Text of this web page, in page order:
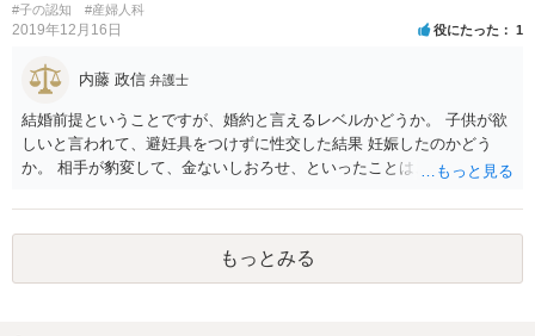
#子の認知 #産婦人科
2019年12月16日 役にたった 1
内藤 政信 弁護士
結婚前提ということですが、婚約と言えるレベルかどうか。 子供が欲
しいと言われて、避妊具をつけずに性交した結果 妊娠したのかどう
か。 相手が豹変して、金ないしおろせ、といったことは、不法 行為に
よるも のかどうか、説明付きの診断書が欲しいですね。 慰謝料請求
は、可能でしょう。
もっとみる